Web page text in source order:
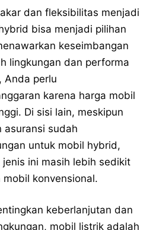
dan fleksibilitas menjadi
bisa menjadi pilihan
keseimbangan
lingkungan dan performa
Anda perlu
karena harga mobil
Di sisi lain, meskipun
asuransi sudah
untuk mobil hybrid,
ini masih lebih sedikit
konvensional.
keberlanjutan dan
mobil listrik adalah